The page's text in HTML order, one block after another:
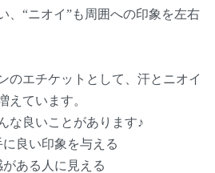
、“ニオイ”も周囲への印象を左右
のエチケットとして、汗とニオイ
えています。
な良いことがあります♪
良い印象を与える
ある人に見える